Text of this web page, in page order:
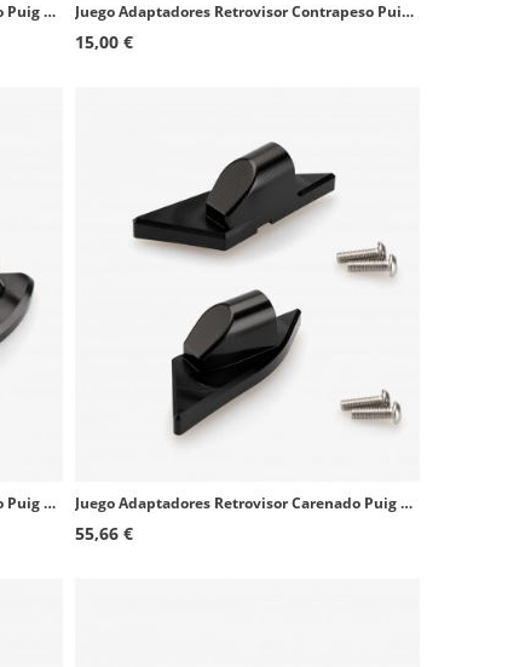
Juego Adaptadores Retrovisor Carenado Puig 9406Nx2 Kawasaki Z1000SX Juego Adaptadores Retrovisor Contrapeso Puig 3159Nx2 Aprilia Tuono V4 1100 Factory
15,00 €
Juego Adaptadores Retrovisor Carenado Puig 9639N+9640N Yamaha YZF-R6 Juego Adaptadores Retrovisor Carenado Puig 3544N+3545N Honda CBR1000RR Fireblade/SP/SP2
55,66 €